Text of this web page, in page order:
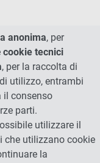
anonima, per
cookie tecnici
, per la raccolta di
utilizzo, entrambi
il consenso
parti.
utilizzare il
che utilizzano cookie
la